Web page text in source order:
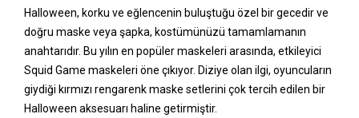
Halloween, korku ve eğlencenin buluştuğu özel bir gecedir ve
doğru maske veya şapka, kostümünüzü tamamlamanın
anahtarıdır. Bu yılın en popüler maskeleri arasında, etkileyici
Squid Game maskeleri öne çıkıyor. Diziye olan ilgi, oyuncuların
giydiği kırmızı rengarenk maske setlerini çok tercih edilen bir
Halloween aksesuarı haline getirmiştir.